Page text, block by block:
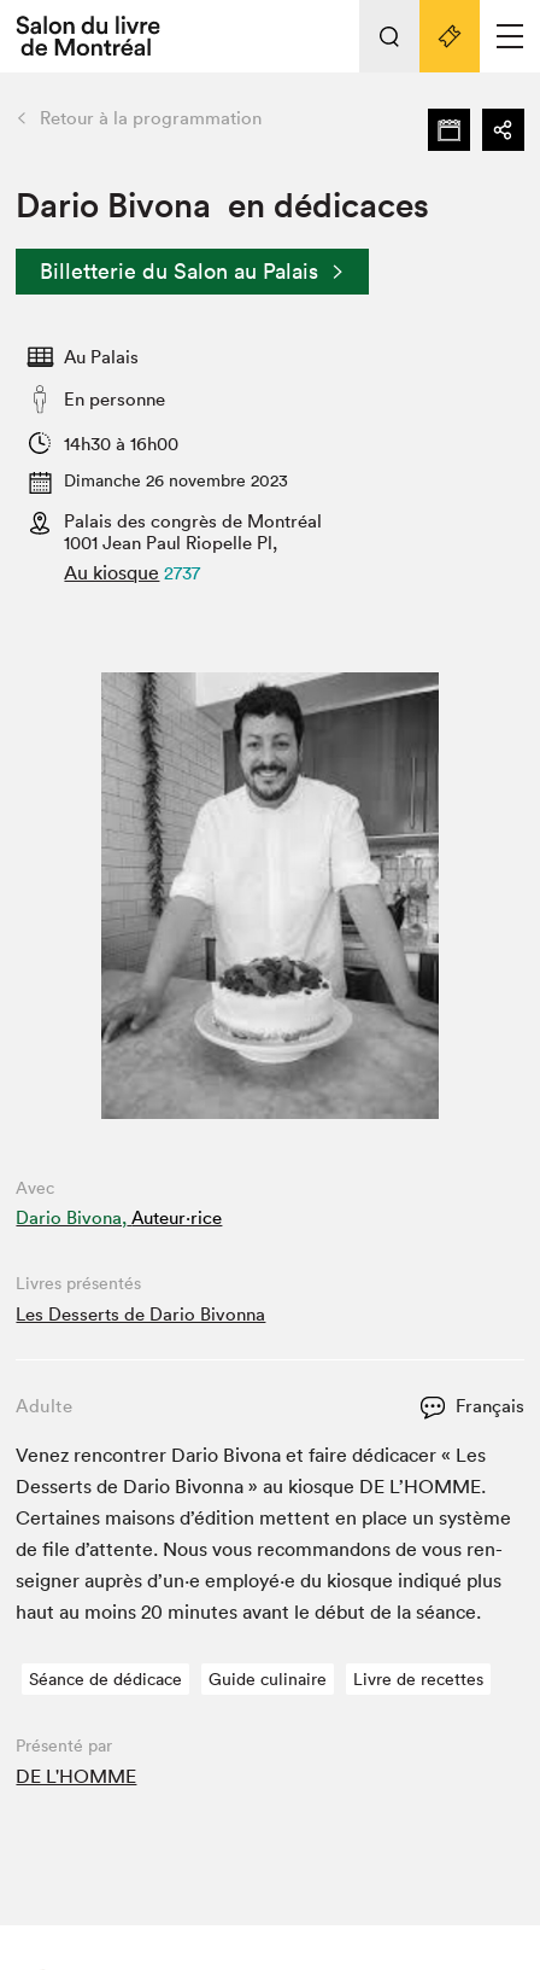
Espace exposant⋅e⋅s
Espace enseignant·e·s
Espace médias
L'événement
Préparer sa visite au Salon
Actualités
SLM PRO
retour Nos activités
Préparer sa visite
Salon dans la ville et en ligne
Projets partenaires
Liens pratiques
Retour à la programmation
Dario Bivona en dédicaces
Billetterie du Salon au Palais
Au Palais
En personne
14h30 à 16h00
Dimanche 26 novembre 2023
Palais des congrès de Montréal
1001 Jean Paul Riopelle Pl,
Au kiosque 2737
Avec
Dario Bivona, Auteur·rice
Livres présentés
Les Desserts de Dario Bivonna
Adulte Français
Venez ren­con­tr­er Dario Bivona et faire dédi­cac­er « Les
Desserts de Dario Bivon­na » au kiosque DE L’HOMME.
Cer­taines maisons d’édi­tion met­tent en place un sys­tème
de file d’at­tente. Nous vous recom­man­dons de vous ren­
seign­er auprès d’un·e employé·e du kiosque indiqué plus
haut au moins20 min­utes avant le début de la séance.
Séance de dédicace Guide culinaire Livre de recettes
Présenté par
DE L'HOMME